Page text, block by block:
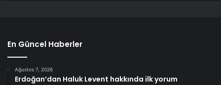
En Güncel Haberler
Ağustos 7, 2026
Erdoğan’dan Haluk Levent hakkında ilk yorum